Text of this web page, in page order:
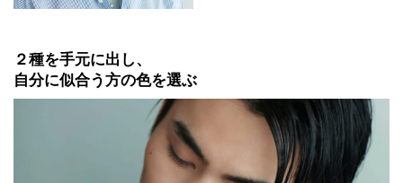
２種を手元に出し、
自分に似合う方の色を選ぶ